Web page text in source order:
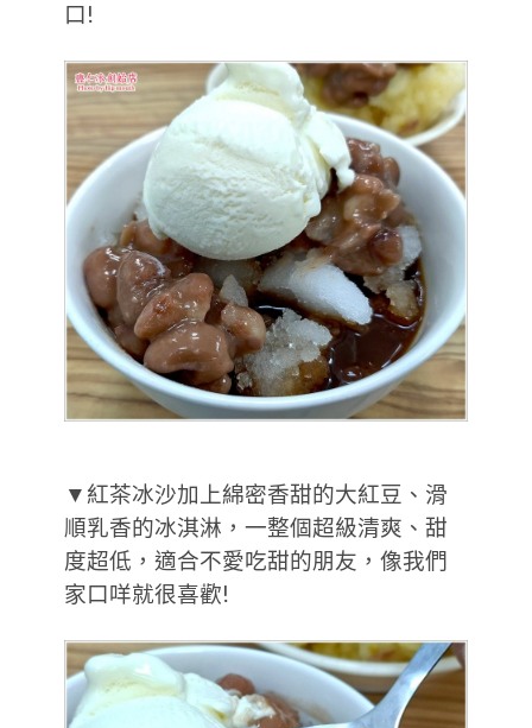
口!
▼紅茶冰沙加上綿密香甜的大紅豆、滑
順乳香的冰淇淋，一整個超級清爽、甜
度超低，適合不愛吃甜的朋友，像我們
家口咩就很喜歡!